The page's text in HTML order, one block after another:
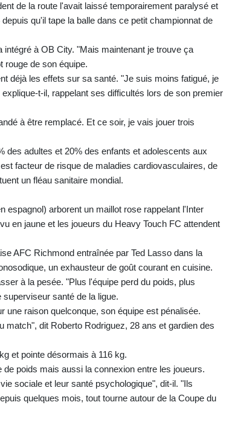
de la route l'avait laissé temporairement paralysé et
qu'il tape la balle dans ce petit championnat de
à OB City. "Mais maintenant je trouve ça
rouge de son équipe.
déjà les effets sur sa santé. "Je suis moins fatigué, je
t-il, rappelant ses difficultés lors de son premier
à être remplacé. Et ce soir, je vais jouer trois
des adultes et 20% des enfants et adolescents aux
facteur de risque de maladies cardiovasculaires, de
un fléau sanitaire mondial.
arborent un maillot rose rappelant l'Inter
en jaune et les joueurs du Heavy Touch FC attendent
AFC Richmond entraînée par Ted Lasso dans la
un exhausteur de goût courant en cuisine.
à la pesée. "Plus l'équipe perd du poids, plus
santé de la ligue.
une raison quelconque, son équipe est pénalisée.
match", dit Roberto Rodriguez, 28 ans et gardien des
et pointe désormais à 116 kg.
poids mais aussi la connexion entre les joueurs.
sociale et leur santé psychologique", dit-il. "Ils
quelques mois, tout tourne autour de la Coupe du